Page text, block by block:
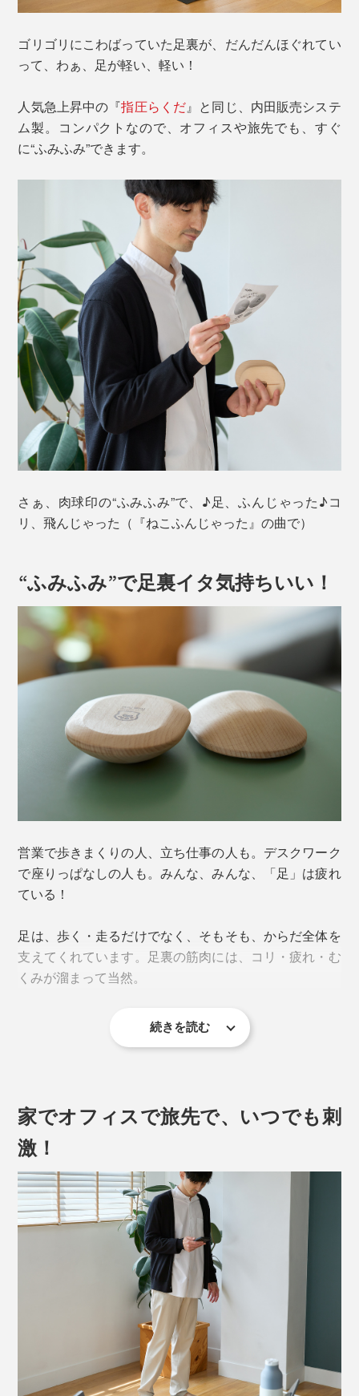
ゴリゴリにこわばっていた足裏が、だんだんほぐれてい
って、わぁ、足が軽い、軽い！
人気急上昇中の『指圧らくだ』と同じ、内田販売システ
ム製。コンパクトなので、オフィスや旅先でも、すぐ
に“ふみふみ”できます。
さぁ、肉球印の“ふみふみ”で、♪足、ふんじゃった♪コ
リ、飛んじゃった（『ねこふんじゃった』の曲で）
“ふみふみ”で足裏イタ気持ちいい！
営業で歩きまくりの人、立ち仕事の人も。デスクワーク
で座りっぱなしの人も。みんな、みんな、「足」は疲れ
ている！
足は、歩く・走るだけでなく、そもそも、からだ全体を
支えてくれています。足裏の筋肉には、コリ・疲れ・む
くみが溜まって当然。
私たちの足、なんてエライ！もっといたわってあげまし
“ふみふみ”で、足裏マッサージの習慣を。
はだしでのるだけで刺激できる「足裏マッサージ器」で
す。なめらかな山型の面にのると、土踏まずの「アー
続きを読む
家でオフィスで旅先で、いつでも刺
激！